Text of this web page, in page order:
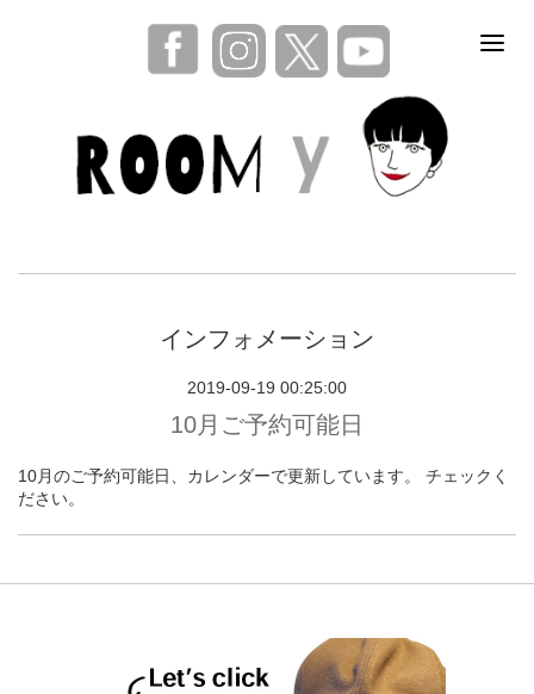
インフォメーション
2019-09-19 00:25:00
10月ご予約可能日
10月のご予約可能日、カレンダーで更新しています。 チェックく
ださい。